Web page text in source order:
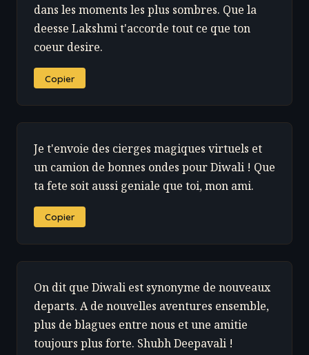
dans les moments les plus sombres. Que la
deesse Lakshmi t'accorde tout ce que ton
coeur desire.
Copier
Je t'envoie des cierges magiques virtuels et
un camion de bonnes ondes pour Diwali ! Que
ta fete soit aussi geniale que toi, mon ami.
Copier
On dit que Diwali est synonyme de nouveaux
departs. A de nouvelles aventures ensemble,
plus de blagues entre nous et une amitie
toujours plus forte. Shubh Deepavali !